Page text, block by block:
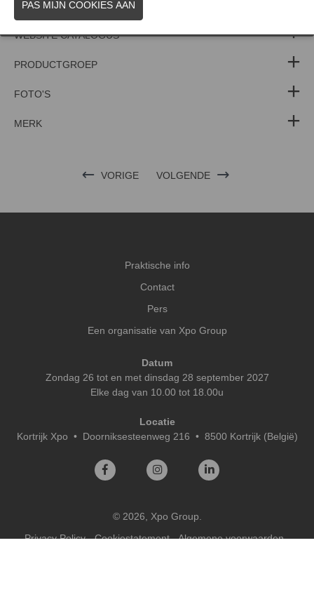
WEBSITE CATALOGUS
PRODUCTGROEP
FOTO'S
MERK
VORIGE VOLGENDE
Praktische info
Contact
Pers
Een organisatie van Xpo Group
Datum
Zondag 26 tot en met dinsdag 28 september 2027
Elke dag van 10.00 tot 18.00u
Locatie
Kortrijk Xpo • Doorniksesteenweg 216 • 8500 Kortrijk (België)
© 2026, Xpo Group.
Privacy Policy-Cookiestatement-Algemene voorwaarden-